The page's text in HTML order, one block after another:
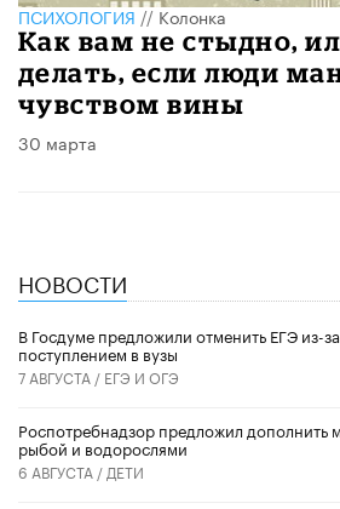
ПСИХОЛОГИЯ//Колонка
Как вам не стыдно,
делать, если люди
чувством вины
30 марта
НОВОСТИ
В Госдуме предложили отменить ЕГЭ из-
поступлением в вузы
7 АВГУСТА / ЕГЭ И ОГЭ
Роспотребнадзор предложил дополнить
рыбой и водорослями
6 АВГУСТА / ДЕТИ